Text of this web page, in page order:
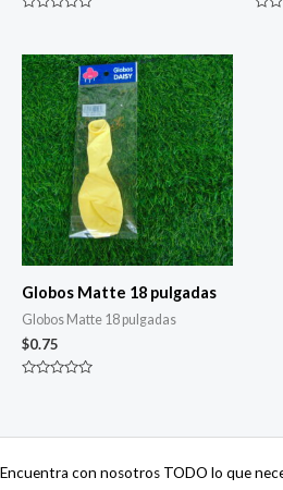
de
5
Globos Matte 18 pulgadas
Globos Matte 18 pulgadas
$0.75
5
Encuentra con nosotros TODO lo que